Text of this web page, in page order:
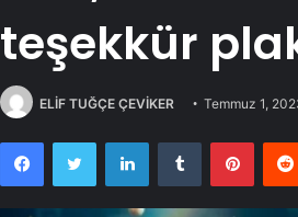
teşekkür
ELİF TUĞÇE ÇEVİKER Temmuz 1,
FacebookTwitter LinkedInTumblr